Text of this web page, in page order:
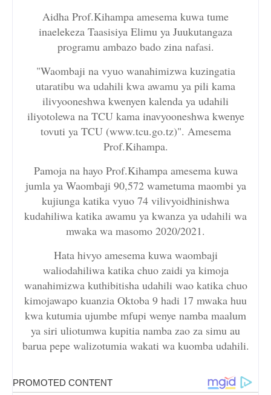
Aidha Prof.Kihampa amesema kuwa tume
inaelekeza Taasisiya Elimu ya Juukutangaza
programu ambazo bado zina nafasi.
"Waombaji na vyuo wanahimizwa kuzingatia
utaratibu wa udahili kwa awamu ya pili kama
ilivyooneshwa kwenyen kalenda ya udahili
iliyotolewa na TCU kama inavyooneshwa kwenye
tovuti ya TCU (www.tcu.go.tz)". Amesema
Prof.Kihampa.
Pamoja na hayo Prof.Kihampa amesema kuwa
jumla ya Waombaji 90,572 wametuma maombi ya
kujiunga katika vyuo 74 vilivyoidhinishwa
kudahiliwa katika awamu ya kwanza ya udahili wa
mwaka wa masomo 2020/2021.
Hata hivyo amesema kuwa waombaji
waliodahiliwa katika chuo zaidi ya kimoja
wanahimizwa kuthibitisha udahili wao katika chuo
kimojawapo kuanzia Oktoba 9 hadi 17 mwaka huu
kwa kutumia ujumbe mfupi wenye namba maalum
ya siri uliotumwa kupitia namba zao za simu au
barua pepe walizotumia wakati wa kuomba udahili.